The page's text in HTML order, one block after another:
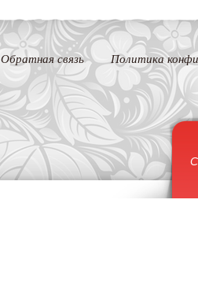
Обратная связь Политика